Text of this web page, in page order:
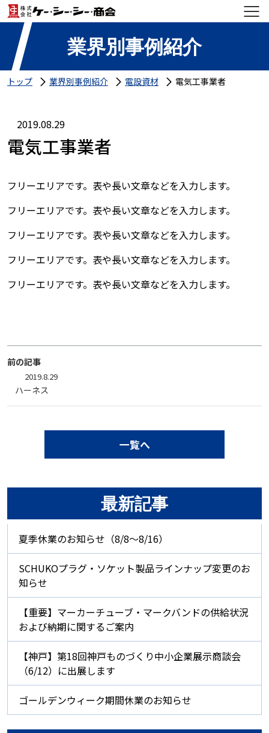
業界別事例紹介
トップ 業界別事例紹介 電設資材 電気工事業者
2019.08.29
電気工事業者
フリーエリアです。表や長い文章などを入力します。
フリーエリアです。表や長い文章などを入力します。
フリーエリアです。表や長い文章などを入力します。
フリーエリアです。表や長い文章などを入力します。
フリーエリアです。表や長い文章などを入力します。
前の記事
2019.8.29
ハーネス
一覧へ
最新記事
夏季休業のお知らせ（8/8～8/16）
SCHUKOプラグ・ソケット製品ラインナップ変更のお
知らせ
【重要】マーカーチューブ・マークバンドの供給状況
および納期に関するご案内
【神戸】第18回神戸ものづくり中小企業展示商談会
（6/12）に出展します
ゴールデンウィーク期間休業のお知らせ